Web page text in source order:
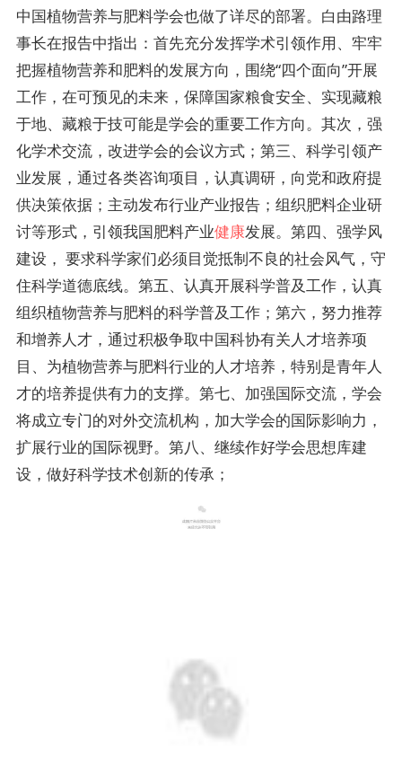
中国植物营养与肥料学会也做了详尽的部署。白由路理
事长在报告中指出：首先充分发挥学术引领作用、牢牢
把握植物营养和肥料的发展方向，围绕“四个面向”开展
工作，在可预见的未来，保障国家粮食安全、实现藏粮
于地、藏粮于技可能是学会的重要工作方向。其次，强
化学术交流，改进学会的会议方式；第三、科学引领产
业发展，通过各类咨询项目，认真调研，向党和政府提
供决策依据；主动发布行业产业报告；组织肥料企业研
讨等形式，引领我国肥料产业健康发展。第四、强学风
建设， 要求科学家们必须目觉抵制不良的社会风气，守
住科学道德底线。第五、认真开展科学普及工作，认真
组织植物营养与肥料的科学普及工作；第六，努力推荐
和增养人才，通过积极争取中国科协有关人才培养项
目、为植物营养与肥料行业的人才培养，特别是青年人
才的培养提供有力的支撑。第七、加强国际交流，学会
将成立专门的对外交流机构，加大学会的国际影响力，
扩展行业的国际视野。第八、继续作好学会思想库建
设，做好科学技术创新的传承；